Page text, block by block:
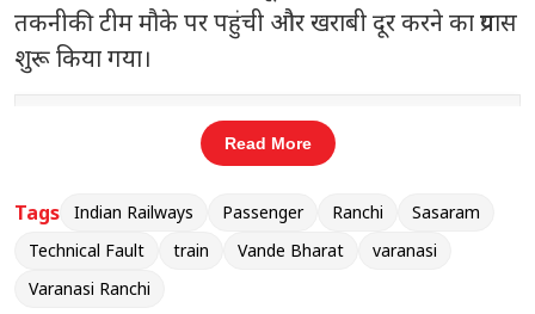
तकनीकी टीम मौके पर पहुंची और खराबी दूर करने का प्रयास
शुरू किया गया।
हेमंत सोरेन से SAIL CMD की मुलाकात,
क्या होगा बड़ा निवेश?
‹
Read More
Tags Indian Railways Passenger Ranchi
Sasaram
Technical Fault
train Vande Bharat
varanasi
Varanasi Ranchi